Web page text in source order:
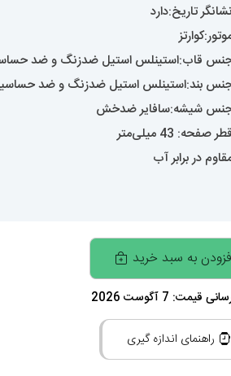
نشانگر تاریخ:دارد
قاب:استینلس استیل ضدزنگ و ضد
بند:استینلس استیل ضدزنگ و ضد
شیشه:سافایر ضدخش
قطر صفحه: 43 میلی‌متر
در برابر آب
به سبد خرید
قیمت: 7 آگوست 2026
راهنمای اندازه گیری